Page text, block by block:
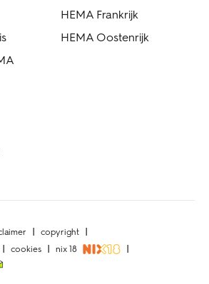
HEMA Frankrijk
HEMA Oostenrijk
copyright
cookies
nix 18